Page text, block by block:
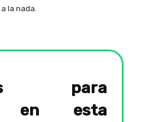
la nada.
para
en esta